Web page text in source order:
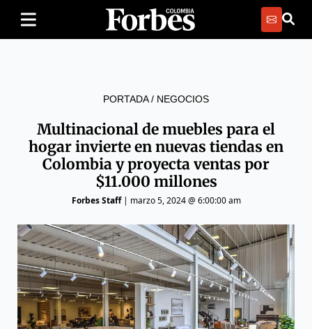
PORTADA/ NEGOCIOS
Multinacional de muebles para el
hogar invierte en nuevas tiendas en
Colombia y proyecta ventas por
$11.000 millones
Forbes Staff| marzo 5, 2024 @ 6:00:00 am